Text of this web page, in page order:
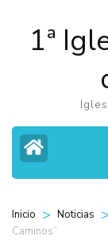
1ª
Inicio > Noticias >
Caminos”